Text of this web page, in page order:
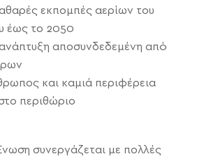
εκπομπές αερίων του
έως το 2050
αποσυνδεδεμένη από
και καμιά περιφέρεια
περιθώριο
συνεργάζεται με πολλές